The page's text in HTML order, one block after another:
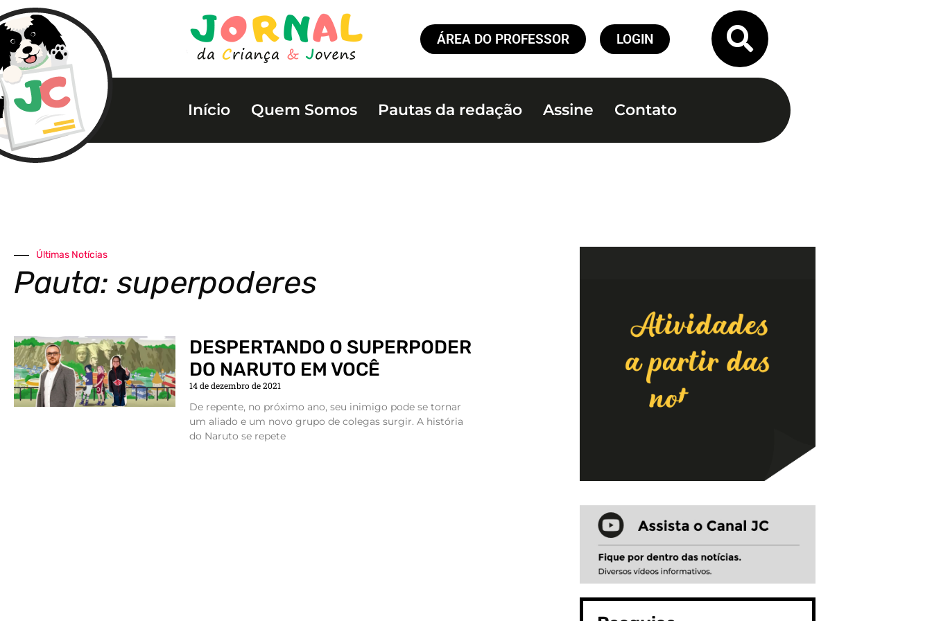
ÁREA DO PROFESSOR LOGIN
Início Quem Somos Pautas da redação Assine Contato
Últimas Notícias
Pauta: superpoderes
DESPERTANDO O SUPERPODER
DO NARUTO EM VOCÊ
14 de dezembro de 2021
De repente, no próximo ano, seu inimigo pode se tornar
um aliado e um novo grupo de colegas surgir. A história
do Naruto se repete